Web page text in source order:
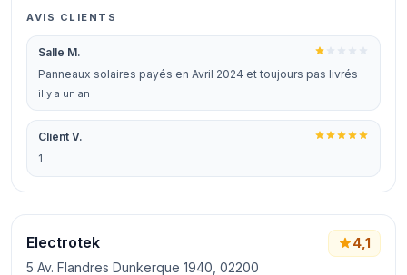
AVIS CLIENTS
Salle M.
Panneaux solaires payés en Avril 2024 et toujours pas livrés
il y a un an
Client V.
1
Electrotek
5 Av. Flandres Dunkerque 1940, 02200
4,1